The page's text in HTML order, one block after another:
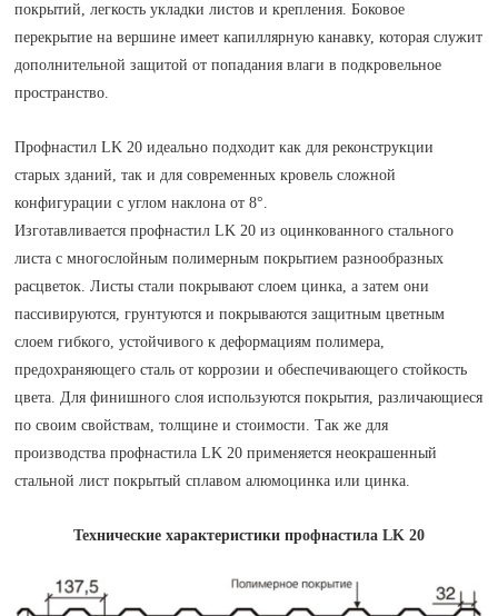
покрытий, легкость укладки листов и крепления. Боковое
перекрытие на вершине имеет капиллярную канавку, которая служит
дополнительной защитой от попадания влаги в подкровельное
пространство.
Профнастил LK 20 идеально подходит как для реконструкции
старых зданий, так и для современных кровель сложной
конфигурации с углом наклона от 8°.
Изготавливается профнастил LK 20 из оцинкованного стального
листа с многослойным полимерным покрытием разнообразных
расцветок. Листы стали покрывают слоем цинка, а затем они
пассивируются, грунтуются и покрываются защитным цветным
слоем гибкого, устойчивого к деформациям полимера,
предохраняющего сталь от коррозии и обеспечивающего стойкость
цвета. Для финишного слоя используются покрытия, различающиеся
по своим свойствам, толщине и стоимости. Так же для
производства профнастила LK 20 применяется неокрашенный
стальной лист покрытый сплавом алюмоцинка или цинка.
Технические характеристики профнастила LK 20